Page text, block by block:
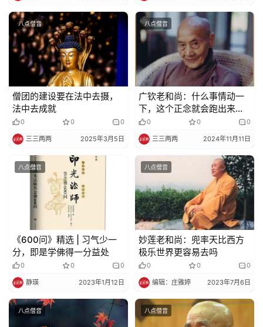
佛
教
艺
术
政
策
法
规
免
八点僧音
僧团的建设要在法中去摄，
法中去成就
0 0 0
三三两两 2025年3月5日
八点僧音
广钦老和尚：什么事情动一
下，这个正念就会跑出来、
会知道，才不会烦恼、执着
0 0 0
三三两两 2024年11月11日
八点僧音
《600问》精选 | 习气少一
分，即是学佛得一分益处
0 0 0
静瑛 2023年1月12日
八点僧音
妙莲老和尚：兜率天比西方
极乐世界更容易去吗
0 0 0
编辑：庄雅婷 2023年7月6日
八点僧音 八点僧音